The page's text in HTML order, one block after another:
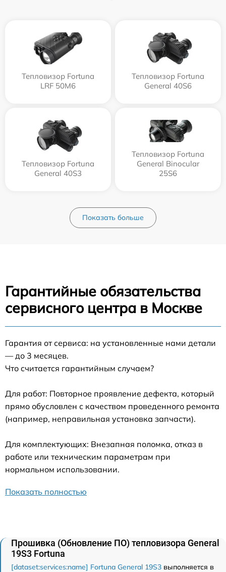
Тепловизор Fortuna
LRF 50M6
Тепловизор Fortuna
General 40S6
Тепловизор Fortuna
General 40S3
Тепловизор Fortuna
General Binocular
25S6
Показать больше
Гарантийные обязательства
сервисного центра в Москве
Гарантия от сервиса: на установленные нами детали
— до 3 месяцев.
Что считается гарантийным случаем?
Для работ: Повторное проявление дефекта, который
прямо обусловлен с качеством проведенного ремонта
(например, неправильная установка запчасти).
Для комплектующих: Внезапная поломка, отказ в
работе или техническим параметрам при
нормальном использовании.
Показать полностью
Прошивка (Обновление ПО) тепловизора General
19S3 Fortuna
[dataset:services:name] Fortuna General 19S3 выполняется в